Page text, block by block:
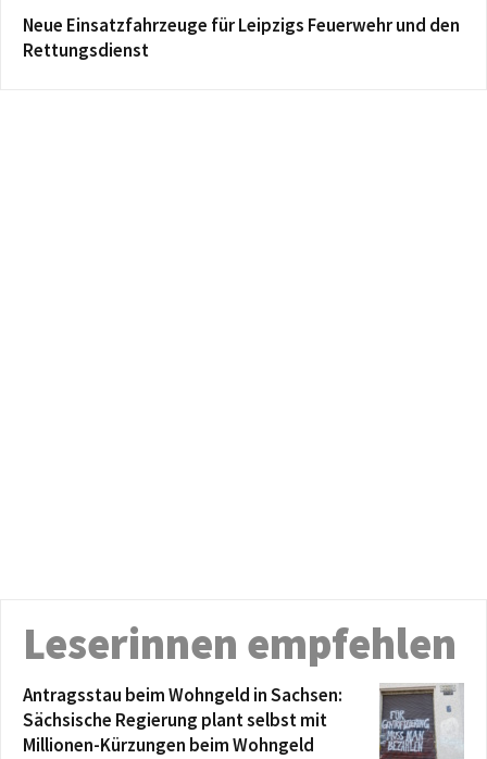
Neue Einsatzfahrzeuge für Leipzigs Feuerwehr und den
Rettungsdienst
Leserinnen empfehlen
Antragsstau beim Wohngeld in Sachsen:
Sächsische Regierung plant selbst mit
Millionen-Kürzungen beim Wohngeld